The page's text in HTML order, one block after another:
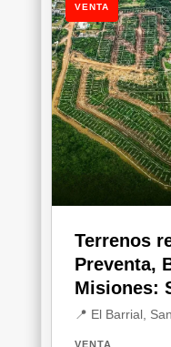
VENTA
Terrenos
Preventa,
Misiones:
📍 El Barrial,
VENTA